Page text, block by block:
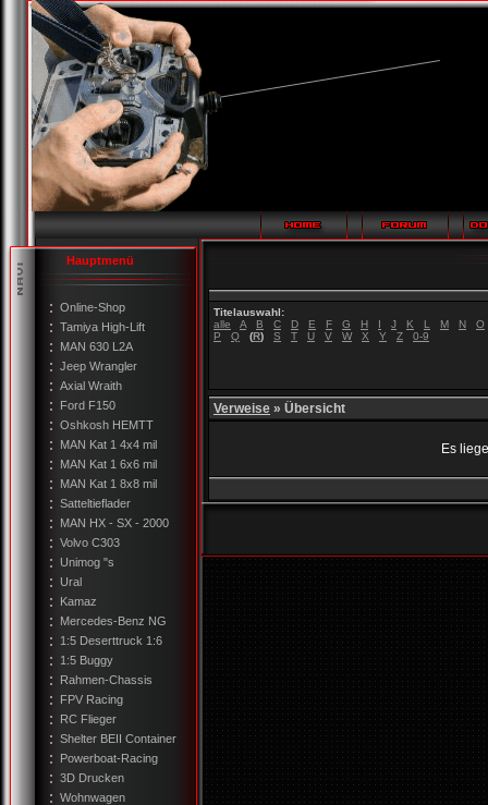
Hauptmenü
Online-Shop
Tamiya High-Lift
MAN 630 L2A
Jeep Wrangler
Axial Wraith
Ford F150
Oshkosh HEMTT
MAN Kat 1 4x4 mil
MAN Kat 1 6x6 mil
MAN Kat 1 8x8 mil
Satteltieflader
MAN HX - SX - 2000
Volvo C303
Unimog "s
Ural
Kamaz
Mercedes-Benz NG
1:5 Deserttruck 1:6
1:5 Buggy
Rahmen-Chassis
FPV Racing
RC Flieger
Shelter BEII Container
Powerboat-Racing
3D Drucken
Wohnwagen
Titelauswahl:
alle
A B C D E F G H I J K L M N
O
P
Q (R) S T U V W X Y Z 0-9
Verweise » Übersicht
Es